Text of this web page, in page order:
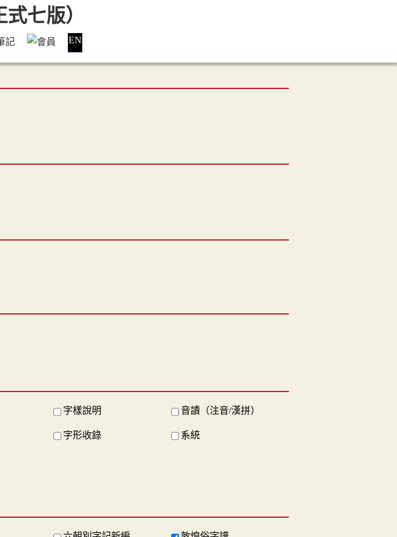
EN
字樣說明 音讀（注音/漢拼）
字形收錄 系統